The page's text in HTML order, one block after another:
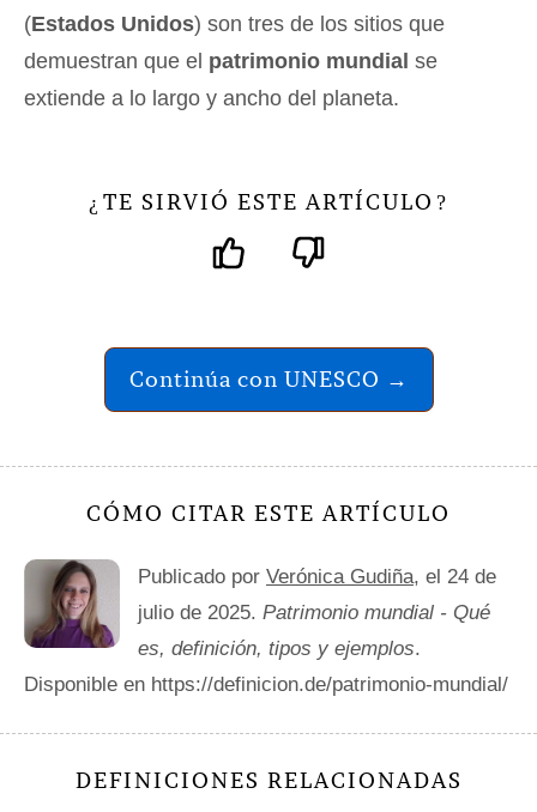
(Estados Unidos) son tres de los sitios que
demuestran que el patrimonio mundial se
extiende a lo largo y ancho del planeta.
¿ TE SIRVIÓ ESTE ARTÍCULO ?
Continúa con UNESCO →
CÓMO CITAR ESTE ARTÍCULO
Publicado por Verónica Gudiña, el 24 de
julio de 2025. Patrimonio mundial - Qué
es, definición, tipos y ejemplos.
Disponible en https://definicion.de/patrimonio-mundial/
DEFINICIONES RELACIONADAS